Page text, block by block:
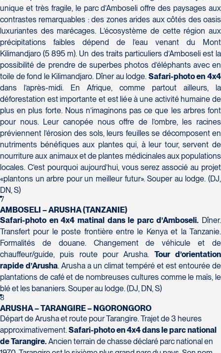
unique et très fragile, le parc d’Amboseli offre des paysages aux
contrastes remarquables : des zones arides aux côtés des oasis
luxuriantes des marécages. L’écosystème de cette région aux
précipitations faibles dépend de l’eau venant du Mont
Kilimandjaro (5 895 m). Un des traits particuliers d’Amboseli est la
possibilité de prendre de superbes photos d’éléphants avec en
toile de fond le Kilimandjaro. Dîner au lodge. Safari-photo en 4x4
dans l’après-midi. En Afrique, comme partout ailleurs, la
déforestation est importante et est liée à une activité humaine de
plus en plus forte. Nous n’imaginons pas ce que les arbres font
pour nous. Leur canopée nous offre de l’ombre, les racines
préviennent l’érosion des sols, leurs feuilles se décomposent en
nutriments bénéfiques aux plantes qui, à leur tour, servent de
nourriture aux animaux et de plantes médicinales aux populations
locales. C’est pourquoi aujourd’hui, vous serez associé au projet
«plantons un arbre pour un meilleur futur». Souper au lodge. (DJ,
DN, S)
7
AMBOSELI – ARUSHA (TANZANIE)
Safari-photo en 4x4 matinal dans le parc d’Amboseli. Dîner.
Transfert pour le poste frontière entre le Kenya et la Tanzanie.
Formalités de douane. Changement de véhicule et de
chauffeur/guide, puis route pour Arusha. Tour d’orientation
rapide d’Arusha. Arusha a un climat tempéré et est entourée de
plantations de café et de nombreuses cultures comme le maïs, le
blé et les bananiers. Souper au lodge. (DJ, DN, S)
8
ARUSHA – TARANGIRE – NGORONGORO
Départ de Arusha et route pour Tarangire. Trajet de 3 heures
approximativement.Safari-photo en 4x4 dans le parc national
de Tarangire. Ancien terrain de chasse déclaré parc national en
Voyages Granby
157 rue Principale
Granby
J2G 2V5
Tél :450-372-3624 / 1-800-361-0447
Voyages Jean-Pierre
2152 Boulevard Lapinière - Suite 104
Brossard
J4W 1L9
Tél :450-671-6654 / 1-888-461-6654
Voyages Tourbec Lapointe
Local 150
Salaberry-de-Valleyfield
J6S 0J7
Tél :450-373-1475
Pont-Rouge
G3H 2G2
Tél :418-873-4515
Voyages Laurier du Vallon - Siège
social
2700 Boulevard Laurier - Édifice
Champlain, bureau 5000
Québec
G1V 4K5
Tél :418-653-1882 / 1-800-640-1882
Voyages Paradis
2500 rue Beaurevoir, local 340
Québec
G2C 0M4
Tél : 418-659-6650